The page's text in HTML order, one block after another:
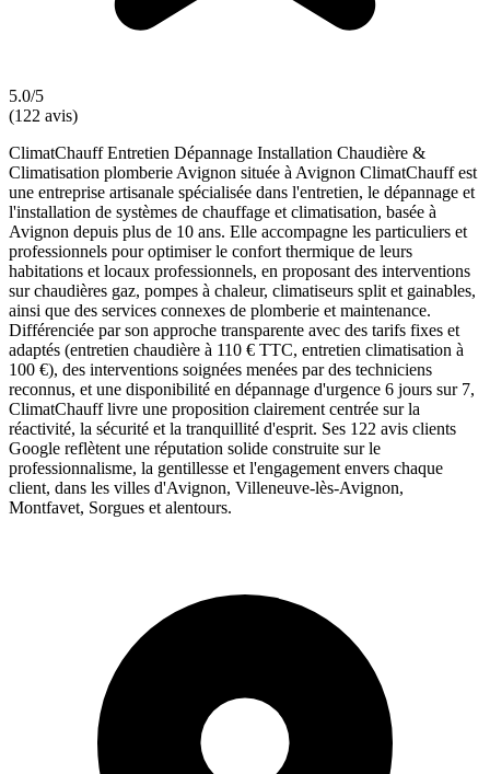
5.0/5
(122 avis)
ClimatChauff Entretien Dépannage Installation Chaudière &
Climatisation plomberie Avignon située à Avignon ClimatChauff est
une entreprise artisanale spécialisée dans l'entretien, le dépannage et
l'installation de systèmes de chauffage et climatisation, basée à
Avignon depuis plus de 10 ans. Elle accompagne les particuliers et
professionnels pour optimiser le confort thermique de leurs
habitations et locaux professionnels, en proposant des interventions
sur chaudières gaz, pompes à chaleur, climatiseurs split et gainables,
ainsi que des services connexes de plomberie et maintenance.
Différenciée par son approche transparente avec des tarifs fixes et
adaptés (entretien chaudière à 110 € TTC, entretien climatisation à
100 €), des interventions soignées menées par des techniciens
reconnus, et une disponibilité en dépannage d'urgence 6 jours sur 7,
ClimatChauff livre une proposition clairement centrée sur la
réactivité, la sécurité et la tranquillité d'esprit. Ses 122 avis clients
Google reflètent une réputation solide construite sur le
professionnalisme, la gentillesse et l'engagement envers chaque
client, dans les villes d'Avignon, Villeneuve-lès-Avignon,
Montfavet, Sorgues et alentours.